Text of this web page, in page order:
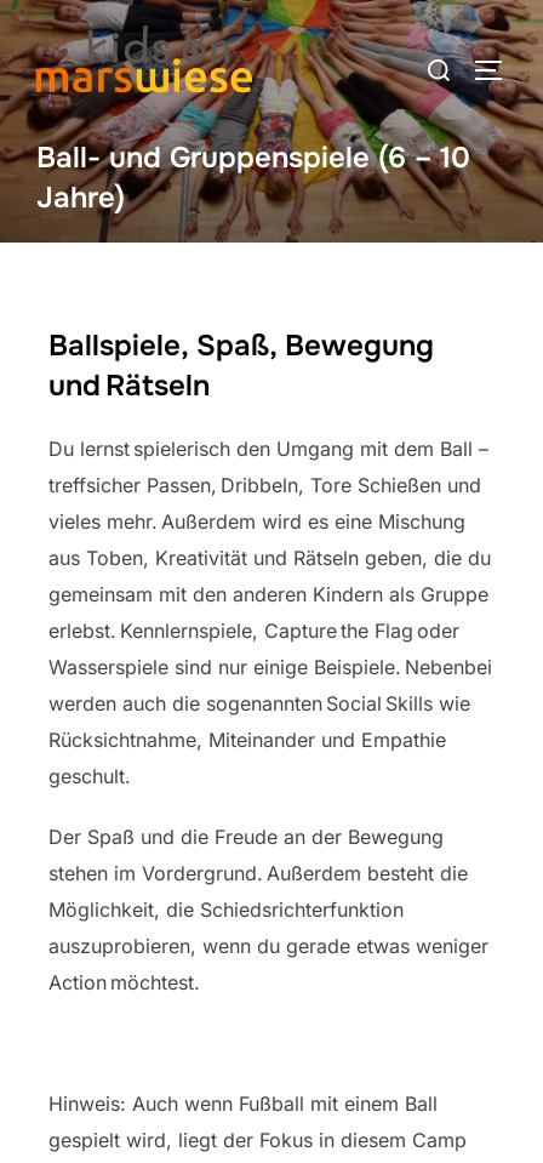
Ball- und Gruppenspiele (6 – 10
Jahre)
Ballspiele, Spaß, Bewegung
und Rätseln
Du lernst spielerisch den Umgang mit dem Ball –
treffsicher Passen, Dribbeln, Tore Schießen und
vieles mehr. Außerdem wird es eine Mischung
aus Toben, Kreativität und Rätseln geben, die du
gemeinsam mit den anderen Kindern als Gruppe
erlebst. Kennlernspiele, Capture the Flag oder
Wasserspiele sind nur einige Beispiele. Nebenbei
werden auch die sogenannten Social Skills wie
Rücksichtnahme, Miteinander und Empathie
geschult.
Der Spaß und die Freude an der Bewegung
stehen im Vordergrund. Außerdem besteht die
Möglichkeit, die Schiedsrichterfunktion
auszuprobieren, wenn du gerade etwas weniger
Action möchtest.
Hinweis: Auch wenn Fußball mit einem Ball
gespielt wird, liegt der Fokus in diesem Camp